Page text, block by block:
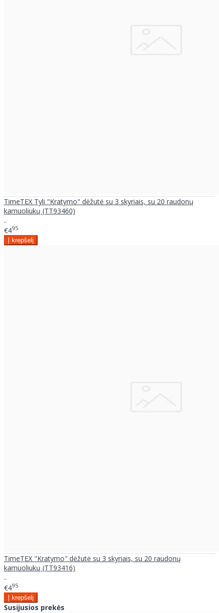
TimeTEX Tyli "Kratymo" dėžutė su 3 skyriais, su 20 raudonų
kamuoliukų (TT93460)
..
€495
TimeTEX "Kratymo" dėžutė su 3 skyriais, su 20 raudonų
kamuoliukų (TT93416)
..
€495
Susijusios prekės